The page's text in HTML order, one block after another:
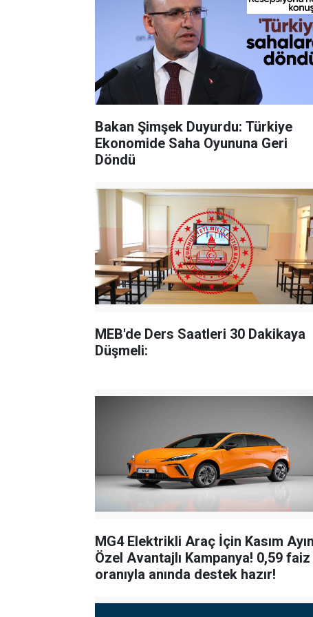
Bakan Şimşek Duyurdu: Türkiye
Ekonomide Saha Oyununa Geri
Döndü
MEB'de Ders Saatleri 30 Dakikaya
Düşmeli:
MG4 Elektrikli Araç İçin Kasım
Özel Avantajlı Kampanya! 0,59 faiz
oranıyla anında destek hazır!